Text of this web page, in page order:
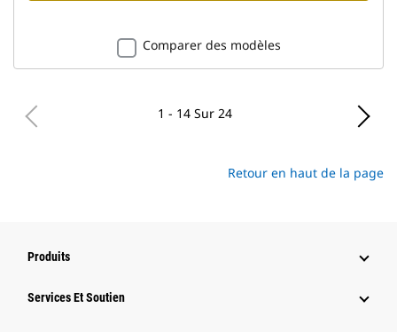
Comparer des modèles
1 - 14 Sur 24
Retour en haut de la page
Produits
Services Et Soutien